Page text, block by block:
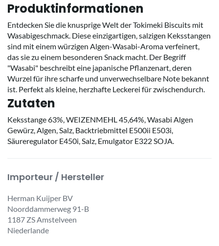
Produktinformationen
Entdecken Sie die knusprige Welt der Tokimeki Biscuits mit
Wasabigeschmack. Diese einzigartigen, salzigen Keksstangen
sind mit einem würzigen Algen-Wasabi-Aroma verfeinert,
das sie zu einem besonderen Snack macht. Der Begriff
"Wasabi" beschreibt eine japanische Pflanzenart, deren
Wurzel für ihre scharfe und unverwechselbare Note bekannt
ist. Perfekt als kleine, herzhafte Leckerei für zwischendurch.
Zutaten
Keksstange 63%, WEIZENMEHL 45,64%, Wasabi Algen
Gewürz, Algen, Salz, Backtriebmittel E500ii E503i,
Säureregulator E450i, Salz, Emulgator E322 SOJA.
Importeur / Hersteller
Herman Kuijper BV
Noorddammerweg 91-B
1187 ZS Amstelveen
Niederlande